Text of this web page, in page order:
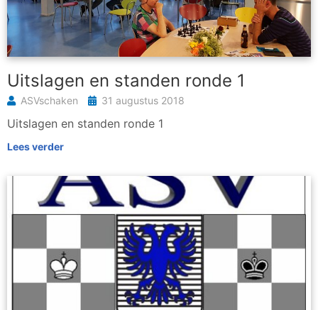
Uitslagen en standen ronde 1
ASVschaken 31 augustus 2018
Uitslagen en standen ronde 1
Lees verder